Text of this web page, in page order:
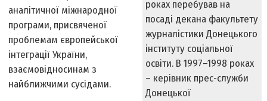
роках перебував на
посаді декана факультету
журналістики Донецького
інституту соціальної
освіти. В 1997–1998 роках
– керівник прес-служби
Донецької
аналітичної міжнародної
програми, присвяченої
проблемам європейської
інтеграції України,
взаємовідносинам з
найближчими сусідами.